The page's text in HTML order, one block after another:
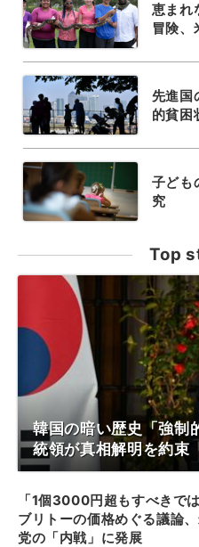
恵まれ
冒険、
先進国
的貧困
子ども
究
Top
韓国の暗い歴史「強制
統領が真相解明を約束
「1個3000円超もすべきでは
ブリトーの価格めぐる議論
党の「内戦」に発展